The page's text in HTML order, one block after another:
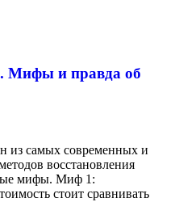
Мифы и правда об
из самых современных и
восстановления
мифы. Миф 1:
стоит сравнивать